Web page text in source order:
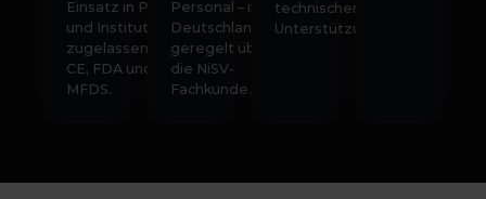
Einsatz in Praxen
und Instituten –
zugelassen nach
CE, FDA und
MFDS.
Personal – in
Deutschland
geregelt über
die NiSV-
Fachkunde.
technischer
Unterstützung.